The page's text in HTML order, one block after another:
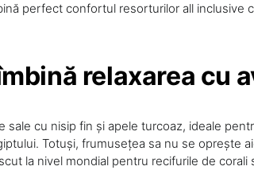
perfect confortul resorturilor all inclusive
relaxarea cu
sale cu nisip fin și apele turcoaz, ideale
Totuși, frumusețea sa nu se oprește
la nivel mondial pentru recifurile de corali